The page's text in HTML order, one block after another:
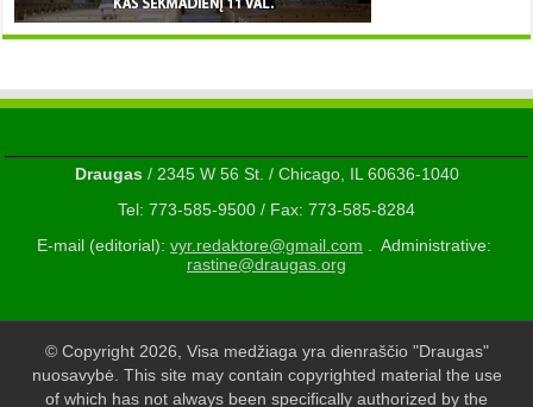
Draugas/ 2345 W 56 St. / Chicago, IL 60636-1040
Tel: 773-585-9500 / Fax: 773-585-8284
E-mail (editorial): vyr.redaktore@gmail.com . Administrative:
rastine@draugas.org
© Copyright 2026, Visa medžiaga yra dienraščio "Draugas"
nuosavybė. This site may contain copyrighted material the use
of which has not always been specifically authorized by the